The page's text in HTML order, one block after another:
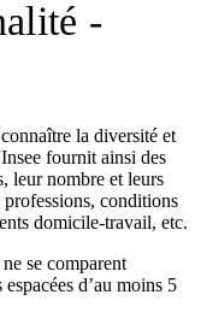
-
la diversité et
fournit ainsi des
leur nombre et leurs
professions, conditions
domicile-travail, etc.
se comparent
d’au moins 5